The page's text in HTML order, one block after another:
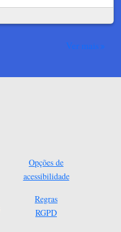
Ver mais
Opções de
acessibilidade
Regras
RGPD